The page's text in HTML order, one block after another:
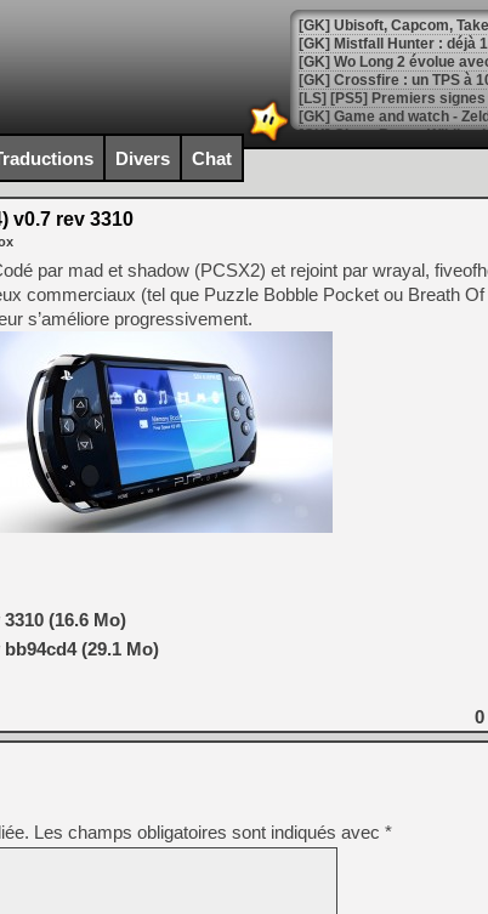
[GK] Mistfall Hunter : déjà
[GK] Wo Long 2 évolue
[GK] Crossfire : un TPS à
[LS] [PS5] Premiers
[Mo5] DOOM arrive en
[GK] Bethesda fête les 30
[GK] Roblox : l'action en
[GK] Agenda - GeForce
[LS] [PS5] ps5-y2jb-
[GK] Pourquoi Marvel
[GK] Test : Restory : Chill
[GK] GTA 6 : Rockstar
[GK] Hot Wheels Infinite
[GK] Mémoire cash -
[GK] Résultats Nintendo :
[GK] Déjà des
[Mo5] Brickboy cherche à
[GK] Minecraft et ses «
[GK] Beast of
[GK] Mémoire cash -
[GK] Dan Houser (GTA)
[GK] Comment EA Sports
[GK] Crimson Moon : un
[GK] Isle of Reveries : le
[GK] Moonlighter 2 : The
[GK] Capcom relance
[Mo5] Deux inédits du
Divers Chat
v0.7 rev 3310
par mad et shadow (PCSX2) et rejoint par wrayal,
commerciaux (tel que Puzzle Bobble Pocket ou Breath
s’améliore progressivement.
(16.6 Mo)
(29.1 Mo)
0
Les champs obligatoires sont indiqués avec *